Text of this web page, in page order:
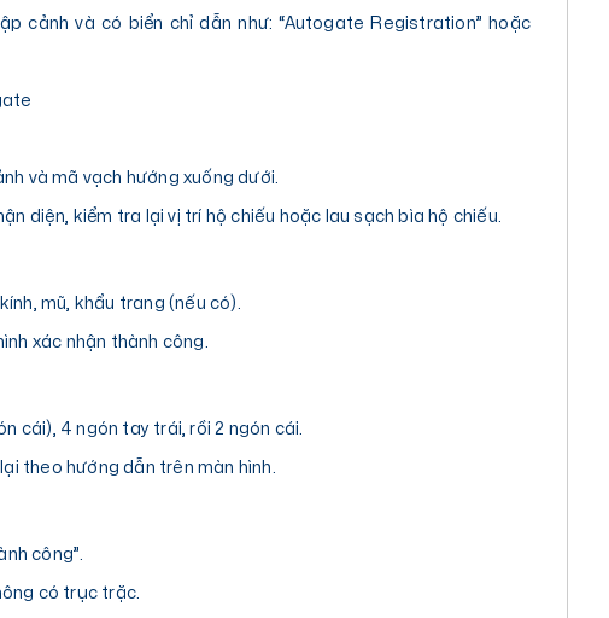
cảnh và có biển chỉ dẫn như: “Autogate Registration” hoặc
và mã vạch hướng xuống dưới.
diện, kiểm tra lại vị trí hộ chiếu hoặc lau sạch bìa hộ chiếu.
mũ, khẩu trang (nếu có).
xác nhận thành công.
cái), 4 ngón tay trái, rồi 2 ngón cái.
theo hướng dẫn trên màn hình.
công”.
có trục trặc.